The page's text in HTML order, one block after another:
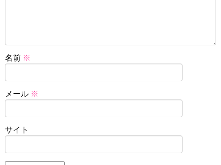
名前 ※
メール ※
サイト